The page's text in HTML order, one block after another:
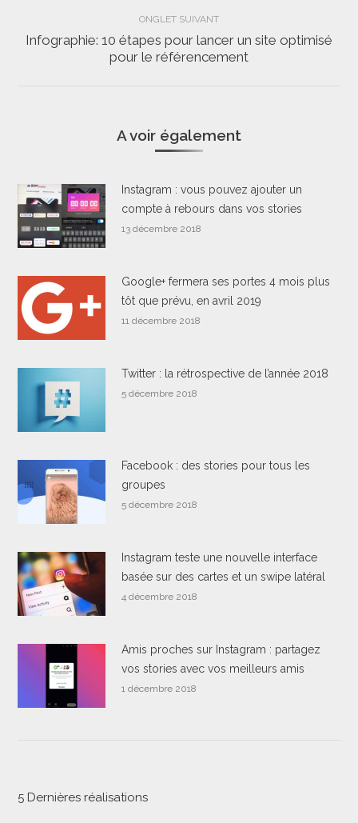
commentaire
ONGLET SUIVANT
Onglet
Infographie: 10 étapes pour lancer un site optimisé
pour le référencement
A voir également
Instagram : vous pouvez ajouter un
compte à rebours dans vos stories
13 décembre 2018
Google+ fermera ses portes 4 mois plus
tôt que prévu, en avril 2019
11 décembre 2018
Twitter : la rétrospective de l’année 2018
5 décembre 2018
Facebook : des stories pour tous les
groupes
5 décembre 2018
Instagram teste une nouvelle interface
basée sur des cartes et un swipe latéral
4 décembre 2018
Amis proches sur Instagram : partagez
vos stories avec vos meilleurs amis
1 décembre 2018
5 Dernières réalisations